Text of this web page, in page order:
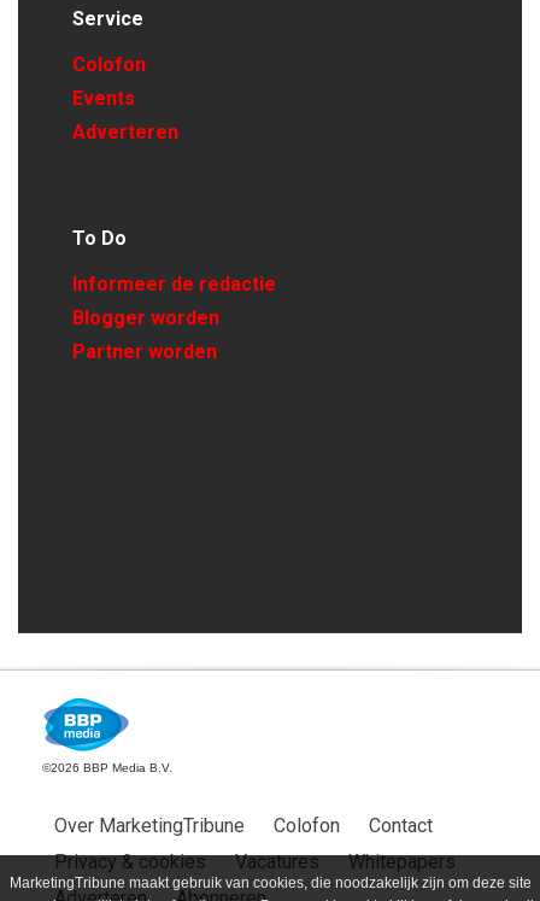
MarketingTribune maakt gebruik van cookies, die noodzakelijk zijn om deze site
Service
Colofon
Events
Adverteren
To Do
Informeer de redactie
Blogger worden
Partner worden
©2026 BBP Media B.V.
Over MarketingTribune Colofon
Contact
Privacy & cookies
Vacatures
Whitepapers